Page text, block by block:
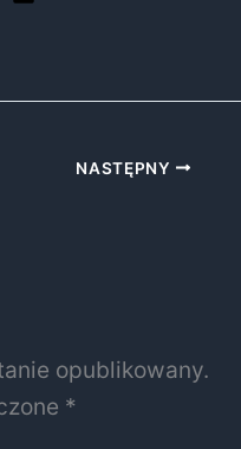
NASTĘPNY
opublikowany.
*